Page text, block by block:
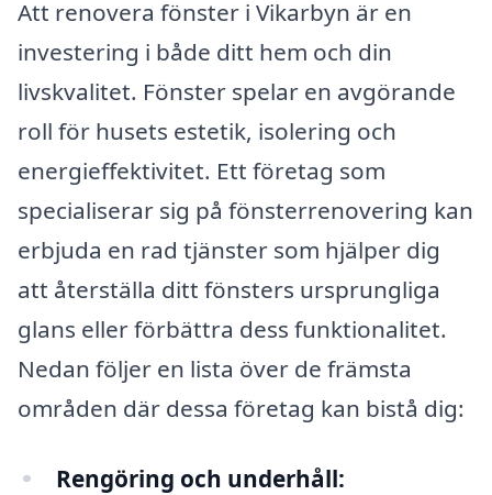
Att renovera fönster i Vikarbyn är en
investering i både ditt hem och din
livskvalitet. Fönster spelar en avgörande
roll för husets estetik, isolering och
energieffektivitet. Ett företag som
specialiserar sig på fönsterrenovering kan
erbjuda en rad tjänster som hjälper dig
att återställa ditt fönsters ursprungliga
glans eller förbättra dess funktionalitet.
Nedan följer en lista över de främsta
områden där dessa företag kan bistå dig:
Rengöring och underhåll: